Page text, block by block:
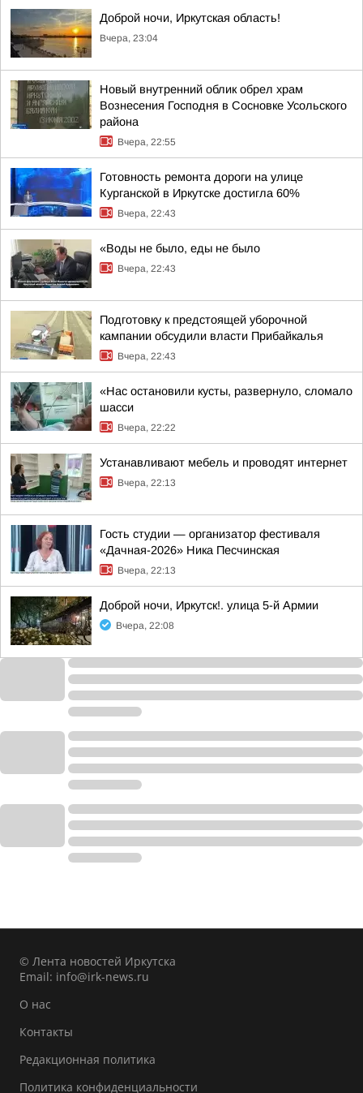
Доброй ночи, Иркутская область!
Вчера, 23:04
Новый внутренний облик обрел храм
Вознесения Господня в Сосновке Усольского
района
Вчера, 22:55
Готовность ремонта дороги на улице
Курганской в Иркутске достигла 60%
Вчера, 22:43
«Воды не было, еды не было
Вчера, 22:43
Подготовку к предстоящей уборочной
кампании обсудили власти Прибайкалья
Вчера, 22:43
«Нас остановили кусты, развернуло, сломало
шасси
Вчера, 22:22
Устанавливают мебель и проводят интернет
Вчера, 22:13
Гость студии — организатор фестиваля
«Дачная-2026» Ника Песчинская
Вчера, 22:13
Доброй ночи, Иркутск!. улица 5-й Армии
Вчера, 22:08
© Лента новостей Иркутска
Email: info@irk-news.ru
О нас
Контакты
Редакционная политика
Политика конфиденциальности